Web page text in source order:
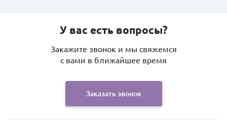
У вас есть вопросы?
Закажите звонок и мы свяжемся
с вами в ближайшее время
Заказать звонок